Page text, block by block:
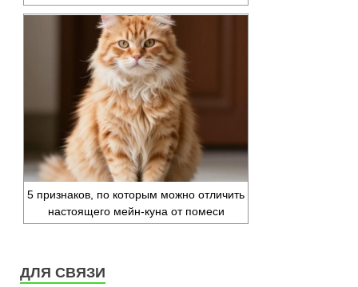
5 признаков, по которым можно отличить
настоящего мейн-куна от помеси
ДЛЯ СВЯЗИ